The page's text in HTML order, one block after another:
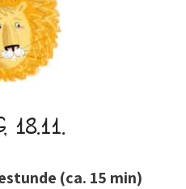
18.11.
(ca. 15 min)